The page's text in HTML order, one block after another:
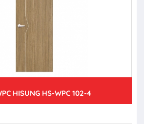
HISUNG HS-WPC 102-4